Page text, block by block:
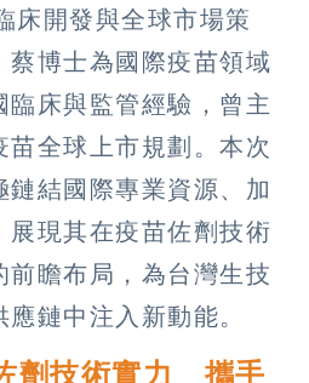
床開發與全球市場策
蔡博士為國際疫苗領域
臨床與監管經驗，曾主
苗全球上市規劃。本次
鏈結國際專業資源、加
展現其在疫苗佐劑技術
前瞻布局，為台灣生技
鏈中注入新動能。
劑技術實力 攜手